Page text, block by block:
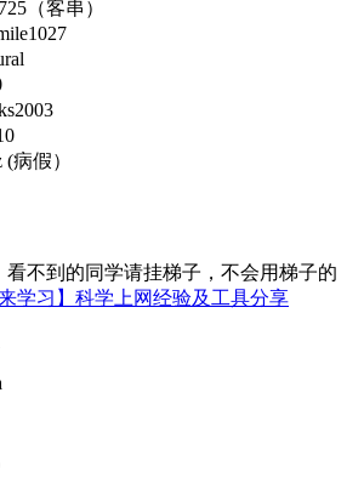
（客串）
病假）
看不到的同学请挂梯子，不会用梯子的
来学习】科学上网经验及工具分享